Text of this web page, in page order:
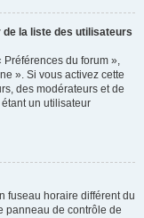
de la liste des utilisateurs
Préférences du forum »,
». Si vous activez cette
des modérateurs et de
un utilisateur
fuseau horaire différent du
panneau de contrôle de